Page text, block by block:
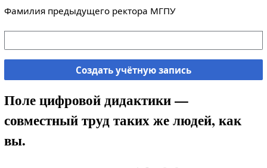
Фамилия предыдущего ректора МГПУ
Создать учётную запись
Поле цифровой дидактики —
совместный труд таких же людей, как
вы.